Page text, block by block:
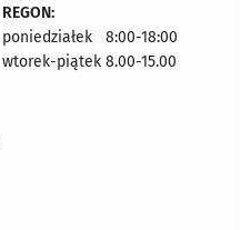
REGON:
poniedziałek 8:00-18:00
wtorek-piątek 8.00-15.00